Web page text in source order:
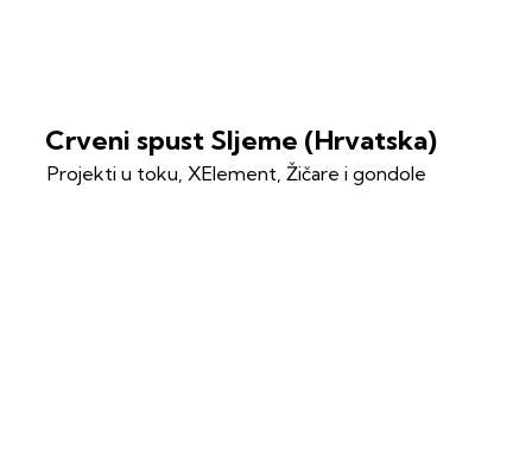
Crveni spust Sljeme (Hrvatska)
Projekti u toku, XElement, Žičare i gondole